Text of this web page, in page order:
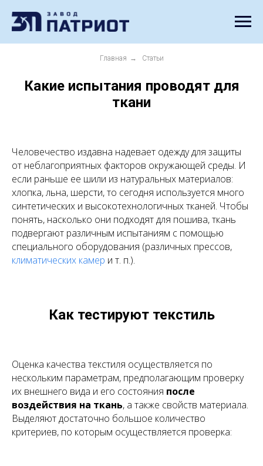
Главная → Статьи
Какие испытания проводят для
ткани
Человечество издавна надевает одежду для защиты
от неблагоприятных факторов окружающей среды. И
если раньше ее шили из натуральных материалов:
хлопка, льна, шерсти, то сегодня используется много
синтетических и высокотехнологичных тканей. Чтобы
понять, насколько они подходят для пошива, ткань
подвергают различным испытаниям с помощью
специального оборудования (различных прессов,
климатических камер и т. п.).
Как тестируют текстиль
Оценка качества текстиля осуществляется по
нескольким параметрам, предполагающим проверку
их внешнего вида и его состояния после
воздействия на ткань, а также свойств материала.
Выделяют достаточно большое количество
критериев, по которым осуществляется проверка: